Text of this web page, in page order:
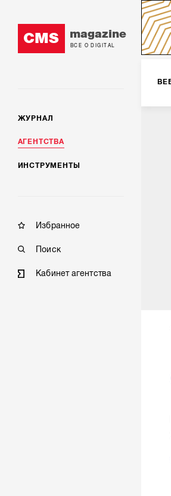
CMS magazine
ВСЕ О DIGITAL
ЖУРНАЛ
АГЕНТСТВА
ИНСТРУМЕНТЫ
Избранное
Поиск
Кабинет агентства